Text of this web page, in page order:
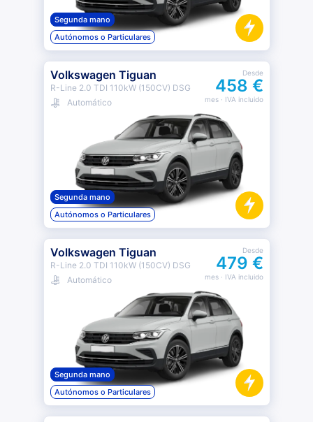
Segunda mano
Autónomos o Particulares
Volkswagen Tiguan
R-Line 2.0 TDI 110kW (150CV) DSG
Automático
Desde
458 €
mes· IVA incluido
Segunda mano
Autónomos o Particulares
Volkswagen Tiguan
R-Line 2.0 TDI 110kW (150CV) DSG
Automático
Desde
479 €
mes· IVA incluido
Segunda mano
Autónomos o Particulares